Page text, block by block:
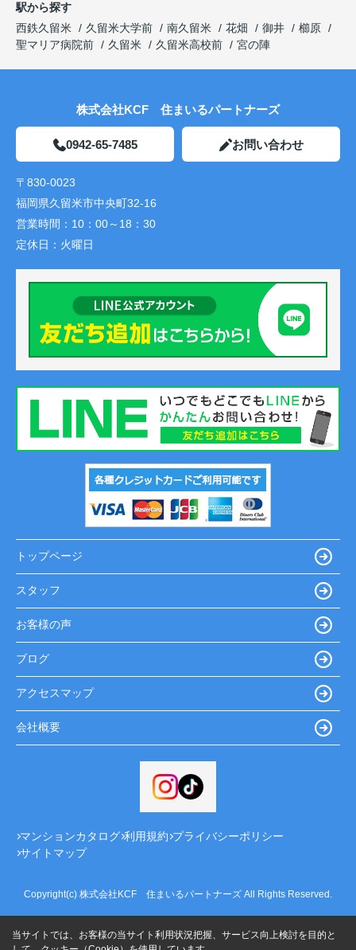
駅から探す
西鉄久留米
久留米大学前 南久留米 花畑 御井
櫛原
聖マリア病院前
久留米 久留米高校前 宮の陣
株式会社KCF 住まいるパートナーズ
0942-65-7485 お問い合わせ
〒830-0023
福岡県久留米市中央町32-16
営業時間： 10：00～18：30
定休日： 火曜日
トップページ
スタッフ
お客様の声
ブログ
アクセスマップ
会社概要
マンションカタログ 利用規約 プライバシーポリシー
サイトマップ
Copyright(c) 株式会社KCF 住まいるパートナーズ All Rights Reserved.
当サイトでは、お客様の当サイト利用状況把握、サービス向上検討を目的と